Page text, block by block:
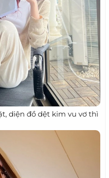
diện đồ dệt kim vu vơ thì